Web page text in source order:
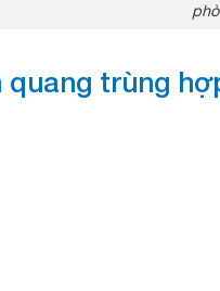
trùng